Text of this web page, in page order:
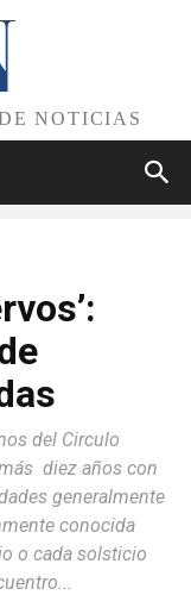
NOTICIAS
del Circulo
diez años con
generalmente
conocida
o cada solsticio